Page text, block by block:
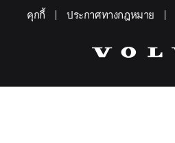
คุกกี้
ประกาศทางกฎหมาย